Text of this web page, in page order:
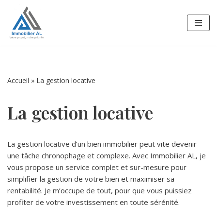
Aller
au
Accueil » La gestion locative
La gestion locative
La gestion locative d’un bien immobilier peut vite devenir
une tâche chronophage et complexe. Avec Immobilier AL, je
vous propose un service complet et sur-mesure pour
simplifier la gestion de votre bien et maximiser sa
rentabilité. Je m’occupe de tout, pour que vous puissiez
profiter de votre investissement en toute sérénité.